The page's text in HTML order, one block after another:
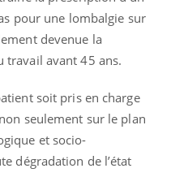
pour une lombalgie sur
devenue la
travail avant 45 ans.
soit pris en charge
seulement sur le plan
et socio-
dégradation de l’état